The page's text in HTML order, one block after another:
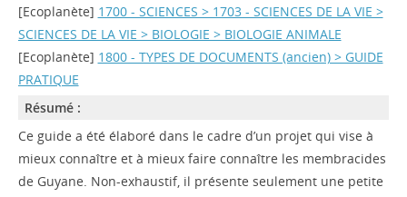
[Ecoplanète] 1700 - SCIENCES > 1703 - SCIENCES DE LA VIE >
SCIENCES DE LA VIE > BIOLOGIE > BIOLOGIE ANIMALE
[Ecoplanète] 1800 - TYPES DE DOCUMENTS (ancien) > GUIDE
PRATIQUE
Résumé :
Ce guide a été élaboré dans le cadre d’un projet qui vise à
mieux connaître et à mieux faire connaître les membracides
de Guyane. Non-exhaustif, il présente seulement une petite